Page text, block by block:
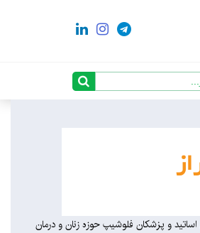
و پزشکان فلوشیپ حوزه زنان و درمان